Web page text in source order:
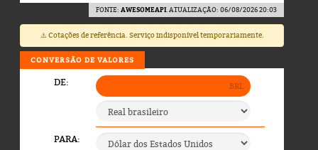
FONTE: AWESOMEAPI. ATUALIZAÇÃO: 06/08/2026 20:03
⚠️ Cotações de referência. Serviço indisponível temporariamente.
CONVERSÃO DE VALORES